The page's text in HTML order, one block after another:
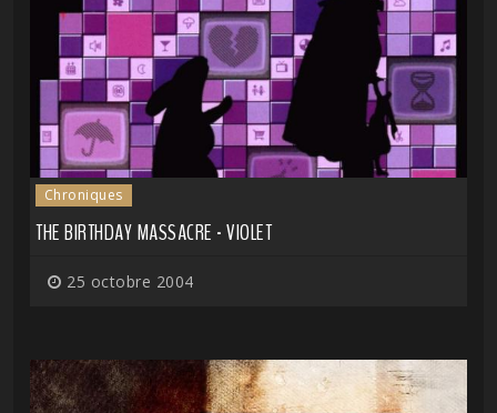
Chroniques
THE BIRTHDAY MASSACRE - VIOLET
25 octobre 2004